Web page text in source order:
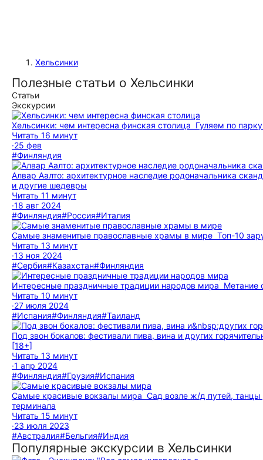
Хельсинки
Полезные статьи о Хельсинки
Статьи
Экскурсии
Хельсинки: чем интересна финская столица Гуляем по
Читать 16 минут
·25 фев
#Финляндия
Алвар Аалто: архитектурное наследие родоначальника
и другие шедевры
Читать 11 минут
·18 авг 2024
#Финляндия#Россия#Италия
Самые знаменитые православные храмы в мире Топ-10
Читать 13 минут
·13 ноя 2024
#Сербия#Казахстан#Финляндия
Интересные праздничные традиции народов мира Метание
Читать 10 минут
·27 июля 2024
#Испания#Финляндия#Таиланд
Под звон бокалов: фестивали пива, вина и других
[18+]
Читать 13 минут
·1 апр 2024
#Финляндия#Грузия#Испания
Самые красивые вокзалы мира Сад возле ж/д путей,
терминала
Читать 15 минут
·23 июля 2023
#Австралия#Бельгия#Индия
Популярные экскурсии в Хельсинки